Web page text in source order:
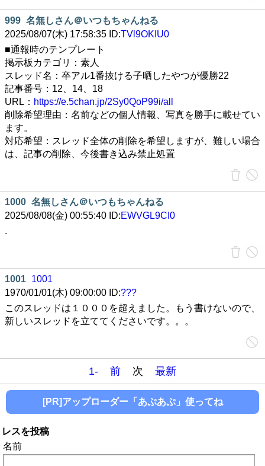
999 名無しさん＠いつもちゃんねる
2025/08/07(木) 17:58:35 ID:TVl9OKIU0
■通報時のテンプレート
掲示板カテゴリ：素人
スレッド名：卒アル1番抜ける子晒したやつが優勝22
記事番号：12、14、18
URL： https://e.5chan.jp/2Sy0QoP99i/all
削除希望理由：名前などの個人情報、写真を勝手に載せてい
ます。
対応希望：スレッド全体の削除を希望しますが、難しい場合
は、記事の削除、今後書き込み禁止処置
1000 名無しさん＠いつもちゃんねる
2025/08/08(金) 00:55:40 ID:EWVGL9CI0
.
1001 1001
1970/01/01(木) 09:00:00 ID:???
このスレッドは１０００を超えました。もう書けないので、
新しいスレッドを立ててくださいです。。。
1- 前 次 最新
[PR]アップローダー「あぷあぷ」使ってね
レスを投稿
名前